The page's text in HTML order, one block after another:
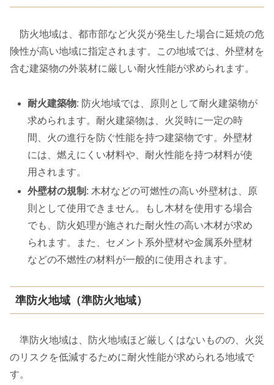
防火地域は、都市部など火災が発生した場合に延焼の危
険性が高い地域に指定されます。この地域では、外壁材を
含む建築物の外装材に厳しい耐火性能が求められます。
耐火建築物: 防火地域では、原則として耐火建築物が
求められます。耐火建築物は、火災時に一定の時
間、火の進行を防ぐ性能を持つ建築物です。外壁材
には、燃えにくい材料や、耐火性能を持つ材料が使
用されます。
外壁材の規制 : 木材などの可燃性の高い外壁材は、原
則として使用できません。もし木材を使用する場合
でも、防火処理が施された耐火性の高い木材が求め
られます。また、セメント系外壁材や金属系外壁材
などの不燃性の材料が一般的に使用されます。
準防火地域（準防火地域）
準防火地域は、防火地域ほど厳しくはないものの、火災
のリスクを低減するために耐火性能が求められる地域で
す。